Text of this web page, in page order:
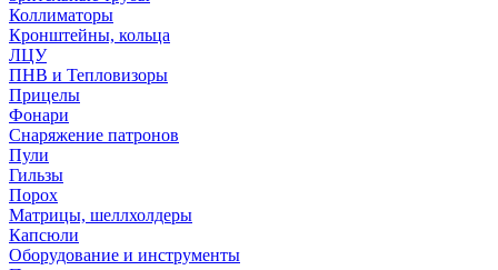
Коллиматоры
Кронштейны, кольца
ЛЦУ
ПНВ и Тепловизоры
Прицелы
Фонари
Снаряжение патронов
Пули
Гильзы
Порох
Матрицы, шеллхолдеры
Капсюли
Оборудование и инструменты